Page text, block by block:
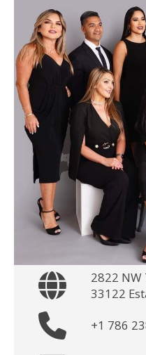
2822
33122
+1 786